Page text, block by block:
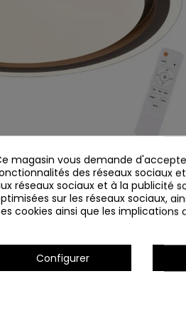
magasin vous demande
des réseaux sociaux
réseaux sociaux et à la publicité
sur les réseaux sociaux,
cookies ainsi que les implications
Configurer